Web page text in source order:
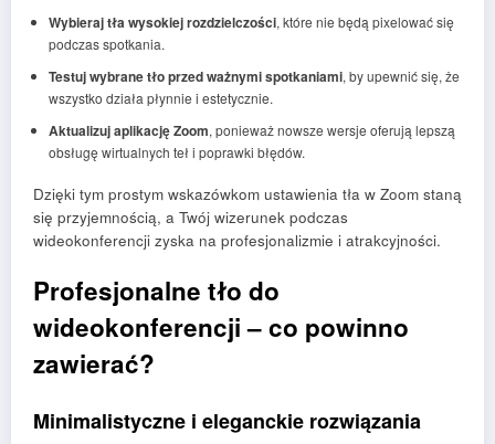
Wybieraj tła wysokiej rozdzielczości, które nie będą pixelować się
podczas spotkania.
Testuj wybrane tło przed ważnymi spotkaniami, by upewnić się, że
wszystko działa płynnie i estetycznie.
Aktualizuj aplikację Zoom, ponieważ nowsze wersje oferują lepszą
obsługę wirtualnych teł i poprawki błędów.
Dzięki tym prostym wskazówkom ustawienia tła w Zoom staną
się przyjemnością, a Twój wizerunek podczas
wideokonferencji zyska na profesjonalizmie i atrakcyjności.
Profesjonalne tło do
wideokonferencji – co powinno
zawierać?
Minimalistyczne i eleganckie rozwiązania